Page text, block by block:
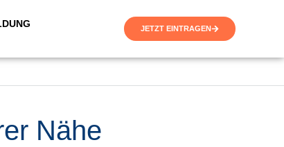
JETZT EINTRAGEN
Nähe